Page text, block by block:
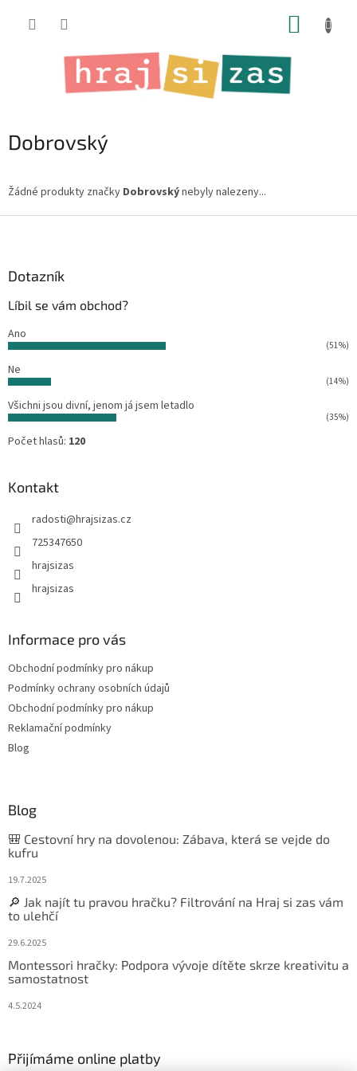
Dobrovský
Žádné produkty značky Dobrovskýnebyly nalezeny...
Dotazník
Líbil se vám obchod?
Ano
(51%)
Ne
(14%)
Všichni jsou divní, jenom já jsem letadlo
(35%)
Počet hlasů: 120
Kontakt
radosti@hrajsizas.cz
725347650
hrajsizas
hrajsizas
Informace pro vás
Obchodní podmínky pro nákup
Podmínky ochrany osobních údajů
Obchodní podmínky pro nákup
Reklamační podmínky
Blog
Blog
🎒 Cestovní hry na dovolenou: Zábava, která se vejde do
kufru
19.7.2025
🔎 Jak najít tu pravou hračku? Filtrování na Hraj si zas vám
to ulehčí
29.6.2025
Montessori hračky: Podpora vývoje dítěte skrze kreativitu a
samostatnost
4.5.2024
Přijímáme online platby